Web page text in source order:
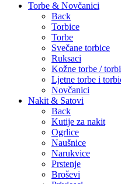
Torbe & Novčanici
Back
Torbice
Torbe
Svečane torbice
Ruksaci
Kožne torbe /
Ljetne torbe i
Novčanici
Nakit & Satovi
Back
Kutije za nakit
Ogrlice
Naušnice
Narukvice
Prstenje
Broševi